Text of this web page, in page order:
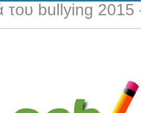
του bullying 2015